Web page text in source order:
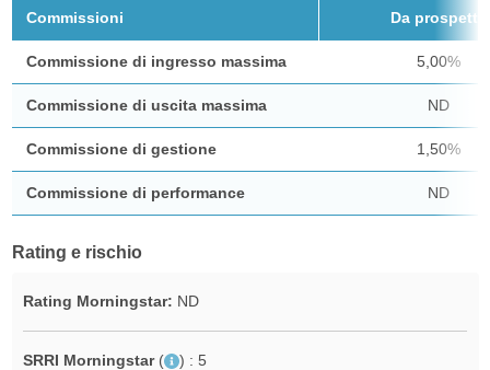
Commissioni Da prospetto
Commissione di ingresso massima 5,00%
Commissione di uscita massima ND
Commissione di gestione 1,50%
Commissione di performance ND
Rating e rischio
Rating Morningstar: ND
SRRI Morningstar ( ) : 5